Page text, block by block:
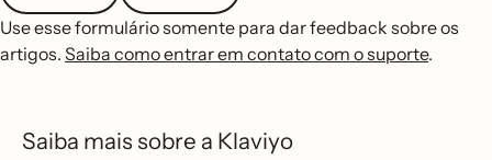
Use esse formulário somente para dar feedback sobre os
artigos. Saiba como entrar em contato com o suporte.
Saiba mais sobre a Klaviyo